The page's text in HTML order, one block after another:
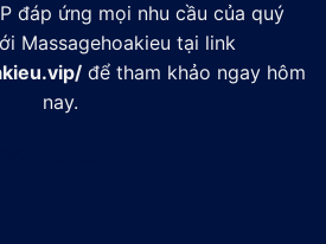
đáp ứng mọi nhu cầu của quý
Massagehoakieu tại link
để tham khảo ngay hôm
nay.